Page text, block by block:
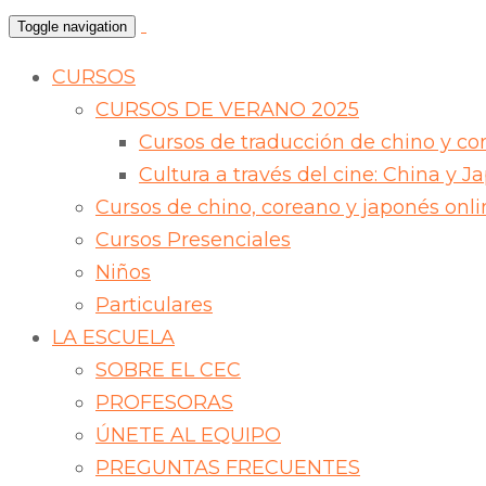
Toggle navigation
CURSOS
CURSOS DE VERANO 2025
Cursos de traducción de chino y
Cultura a través del cine: China y
Cursos de chino, coreano y japonés
Cursos Presenciales
Niños
Particulares
LA ESCUELA
SOBRE EL CEC
PROFESORAS
ÚNETE AL EQUIPO
PREGUNTAS FRECUENTES